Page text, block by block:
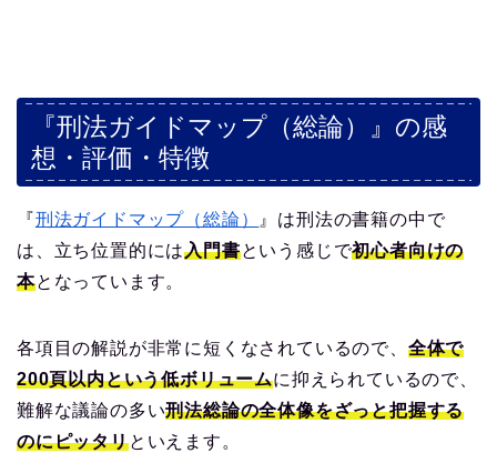
『刑法ガイドマップ（総論）』の感
想・評価・特徴
『刑法ガイドマップ（総論）
』は刑法の書籍の中で
は、立ち位置的には入門書という感じで初心者向けの
本となっています。
各項目の解説が非常に短くなされているので、 全体で
200頁以内という低ボリュームに抑えられているので、
難解な議論の多い刑法総論の全体像をざっと把握する
のにピッタリといえます。